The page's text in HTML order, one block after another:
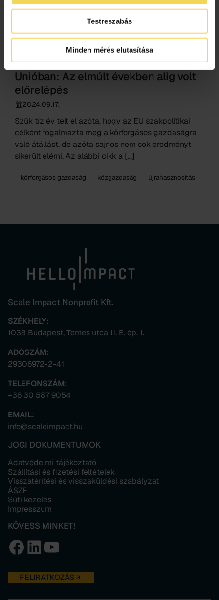
Testreszabás
Minden mérés elutasítása
Körforgásos gazdaság az Európai
Unióban: Az elmúlt években alig volt
előrelépés
2024.09.17.
Szűk tíz év telt el azóta, hogy az EU szakpolitikai
célként fogalmazta meg a körforgásos gazdaságra
való átállást, de azóta sajnos nem sok eredményt
sikerült elérni. Az alábbi cikk a […]
körforgásos gazdaság közgazdaság újrahasznosítás
Scale Impact Nonprofit Kft.
SZÉKHELY:
1038 Budapest, Temes utca 11. E. ép. 1.
ADÓSZÁM:
29306972-2-41
TELEFONSZÁM:
+36 30 587 9054
EMAIL:
info@scaleimpact.hu
JOGI DOKUMENTUMOK
Adatvédelmi tájékoztató
Szállítási és fizetési feltételek
Visszatérítési és visszaküldési szabályzat
ÁSZF
Süti kezelés
Impresszum
KÖVESS MINKET!
Facebook LinkedIn YouTube
FELIRATKOZÁS